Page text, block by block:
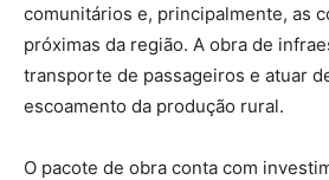
comunitários e, principalmente, as
próximas da região. A obra de
transporte de passageiros e atuar
escoamento da produção rural.
O pacote de obra conta com